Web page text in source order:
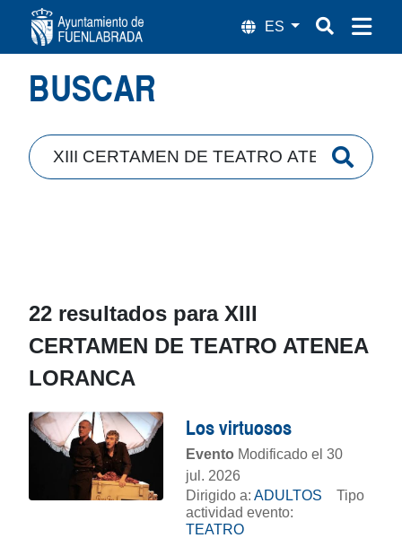
Búsqueda
BUSCAR
22 resultados para XIII
CERTAMEN DE TEATRO ATENEA
LORANCA
Los virtuosos
Evento Modificado el 30
jul. 2026
Dirigido a: ADULTOS
Tipo
actividad evento:
TEATRO